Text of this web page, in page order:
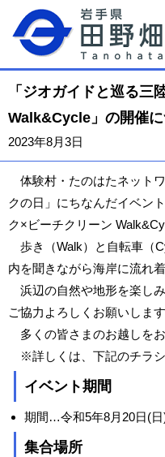
「ジオガイドと巡る三
Walk&Cycle」の開催
2023年8月3日
体験村・たのはたネット
クの日」にちなんだイベン
ク×ビーチクリーン
歩き（Walk）と自転車（
内を聞きながら海岸に流れ
浜辺の自然や地形を楽し
ご協力よろしくお願いします
多くの皆さまのお越しをお
※詳しくは、下記のチラシ
イベント期間
期間…令和5年8月20日(
集合場所